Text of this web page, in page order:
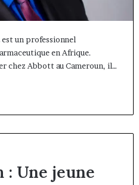
un professionnel
en Afrique.
chez Abbott au Cameroun, il…
: Une jeune